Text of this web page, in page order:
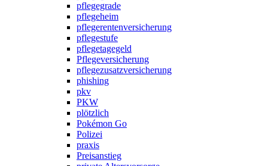
pflegegrade
pflegeheim
pflegerentenversicherung
pflegestufe
pflegetagegeld
Pflegeversicherung
pflegezusatzversicherung
phishing
pkv
PKW
plötzlich
Pokémon Go
Polizei
praxis
Preisanstieg